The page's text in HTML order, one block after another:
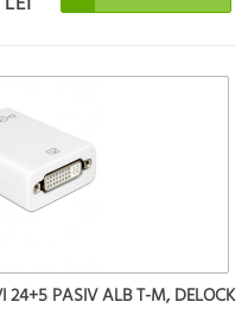
24+5 PASIV ALB T-M, DELOCK